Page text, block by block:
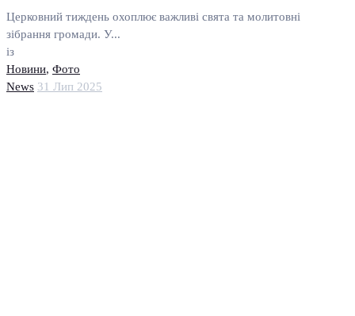
Церковний тиждень охоплює важливі свята та молитовні
зібрання громади. У...
із
Новини, Фото
News 31 Лип 2025